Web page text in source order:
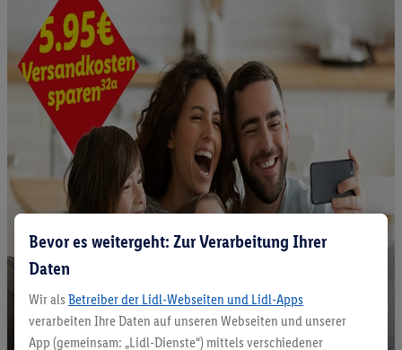
Bevor es weitergeht: Zur Verarbeitung Ihrer
Daten
Wir als Betreiber der Lidl-Webseiten und Lidl-Apps
verarbeiten Ihre Daten auf unseren Webseiten und unserer
App (gemeinsam: „Lidl-Dienste“) mittels verschiedener